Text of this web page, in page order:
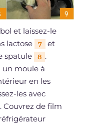
et laissez-le
lactose
7
et
spatule
8 .
un moule à
en les
les avec
. Couvrez de film